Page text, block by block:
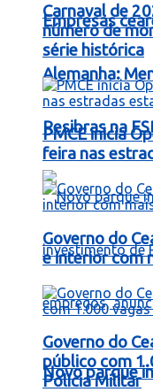
Empresas
Alemanha:
Resibras na
Novo parque
Carnaval de
número de
série histórica
PMCE inicia
feira nas
Governo do
e interior com
Governo do
público com
Polícia Militar